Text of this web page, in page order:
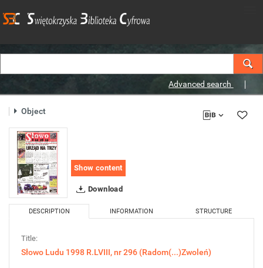
Advanced search
Object
Show content
Download
DESCRIPTION INFORMATION STRUCTURE
Title:
Słowo Ludu 1998 R.LVIII, nr 296 (Radom(...)Zwoleń)